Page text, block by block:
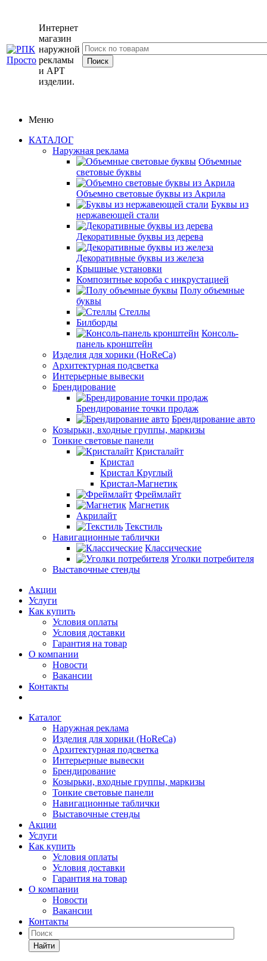
Интернет
магазин
наружной
рекламы
и АРТ
изделии.
Меню
КАТАЛОГ
Наружная реклама
Объемные
световые буквы
Объемно световые буквы из Акрила
Буквы из
нержавеющей стали
Декоративные буквы из дерева
Декоративные буквы из железа
Крышные установки
Композитные короба с инкрустацией
Полу объемные
буквы
Стеллы
Билборды
Консоль-
панель кронштейн
Изделия для хорики (HoReCa)
Архитектурная подсветка
Интерьерные вывески
Брендирование
Брендирование точки продаж
Брендирование авто
Козырьки, входные группы, маркизы
Тонкие световые панели
Кристалайт
Кристал
Кристал Круглый
Кристал-Магнетик
Фреймлайт
Магнетик
Акрилайт
Текстиль
Навигационные таблички
Классические
Уголки потребителя
Выставочные стенды
Акции
Услуги
Как купить
Условия оплаты
Условия доставки
Гарантия на товар
О компании
Новости
Вакансии
Контакты
Каталог
Наружная реклама
Изделия для хорики (HoReCa)
Архитектурная подсветка
Интерьерные вывески
Брендирование
Козырьки, входные группы, маркизы
Тонкие световые панели
Навигационные таблички
Выставочные стенды
Акции
Услуги
Как купить
Условия оплаты
Условия доставки
Гарантия на товар
О компании
Новости
Вакансии
Контакты
Найти